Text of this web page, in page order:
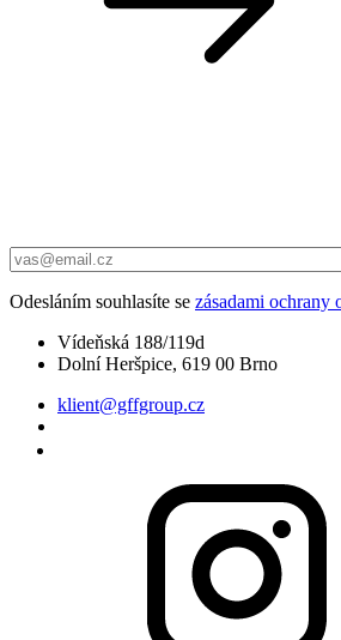
Odesláním souhlasíte se zásadami ochrany
Vídeňská 188/119d
Dolní Heršpice, 619 00 Brno
klient@gffgroup.cz